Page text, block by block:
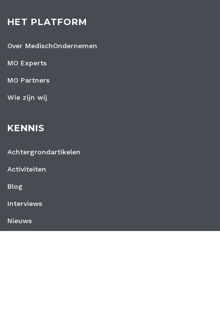
HET PLATFORM
Over MedischOndernemen
MO Experts
MO Partners
Wie zijn wij
KENNIS
Achtergrondartikelen
Activiteiten
Blog
Interviews
Nieuws